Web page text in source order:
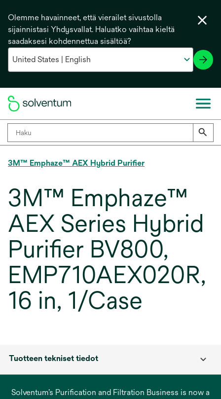
Olemme havainneet, että vierailet sivustolla
sijainnistasi Yhdysvallat. Haluatko vaihtaa kieltä
saadaksesi kohdennettua sisältöä?
3M™ Emphaze™ AEX Hybrid Purifier
3M™ Emphaze™
AEX Series Hybrid
Purifier BV800,
EMP710AEX020R,
16 in, 1/Case
Tuotteen tekniset tiedot
Solventum’s Purification and Filtration Business is now a